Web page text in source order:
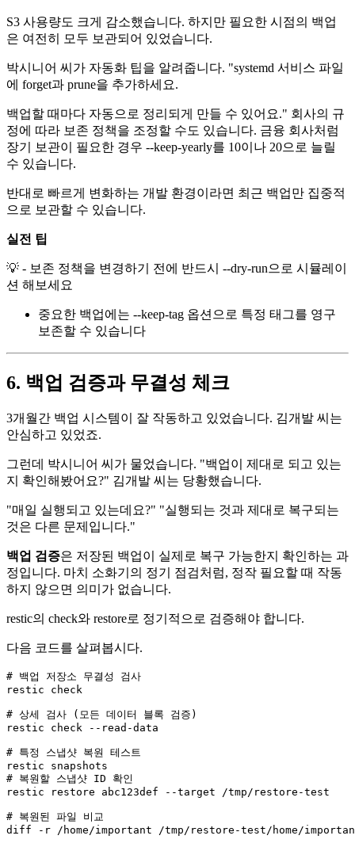
S3 사용량도 크게 감소했습니다. 하지만 필요한 시점의 백업
은 여전히 모두 보관되어 있었습니다.
박시니어 씨가 자동화 팁을 알려줍니다. "systemd 서비스 파일
에 forget과 prune을 추가하세요.
백업할 때마다 자동으로 정리되게 만들 수 있어요." 회사의 규
정에 따라 보존 정책을 조정할 수도 있습니다. 금융 회사처럼
장기 보관이 필요한 경우 --keep-yearly를 10이나 20으로 늘릴
수 있습니다.
반대로 빠르게 변화하는 개발 환경이라면 최근 백업만 집중적
으로 보관할 수 있습니다.
실전 팁
💡 - 보존 정책을 변경하기 전에 반드시 --dry-run으로 시뮬레이
션 해보세요
중요한 백업에는 --keep-tag 옵션으로 특정 태그를 영구
보존할 수 있습니다
6. 백업 검증과 무결성 체크
3개월간 백업 시스템이 잘 작동하고 있었습니다. 김개발 씨는
안심하고 있었죠.
그런데 박시니어 씨가 물었습니다. "백업이 제대로 되고 있는
지 확인해봤어요?" 김개발 씨는 당황했습니다.
"매일 실행되고 있는데요?" "실행되는 것과 제대로 복구되는
것은 다른 문제입니다."
백업 검증은 저장된 백업이 실제로 복구 가능한지 확인하는 과
정입니다. 마치 소화기의 정기 점검처럼, 정작 필요할 때 작동
하지 않으면 의미가 없습니다.
restic의 check와 restore로 정기적으로 검증해야 합니다.
다음 코드를 살펴봅시다.
# 백업 저장소 무결성 검사
restic check
# 상세 검사 (모든 데이터 블록 검증)
restic check --read-data
# 특정 스냅샷 복원 테스트
# 복원할 스냅샷 ID 확인
restic restore abc123def --target /tmp/restore-test
# 복원된 파일 비교
diff -r /home/important /tmp/restore-test/home/